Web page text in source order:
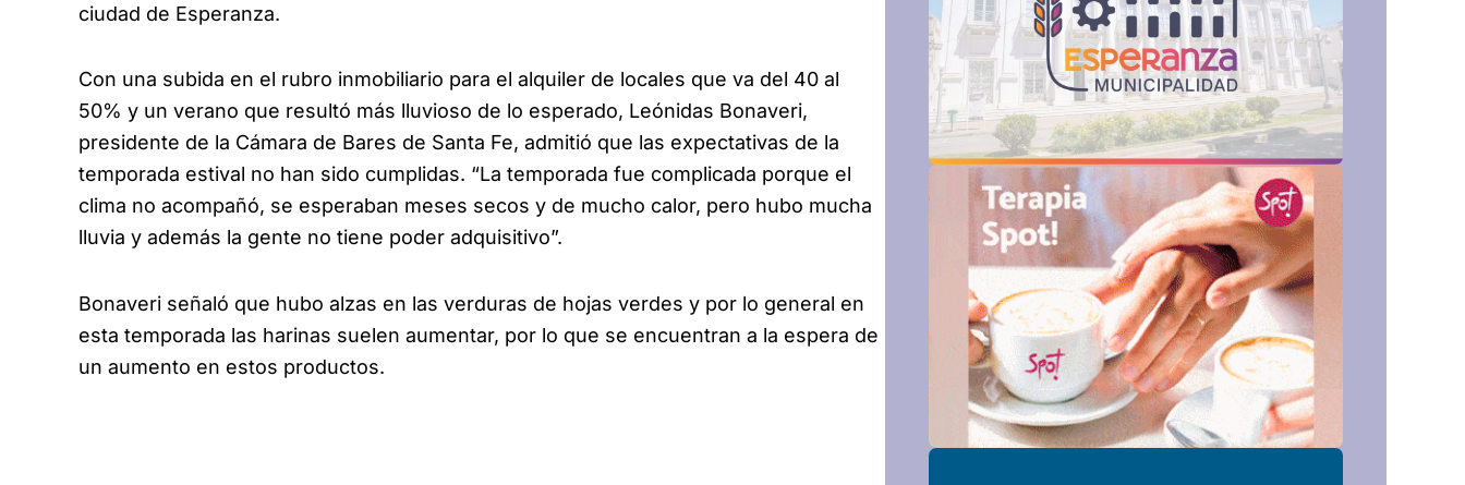
ciudad de Esperanza.
Con una subida en el rubro inmobiliario para el alquiler de locales que va del 40 al
50% y un verano que resultó más lluvioso de lo esperado, Leónidas Bonaveri,
presidente de la Cámara de Bares de Santa Fe, admitió que las expectativas de la
temporada estival no han sido cumplidas. “La temporada fue complicada porque el
clima no acompañó, se esperaban meses secos y de mucho calor, pero hubo mucha
lluvia y además la gente no tiene poder adquisitivo”.
Bonaveri señaló que hubo alzas en las verduras de hojas verdes y por lo general en
esta temporada las harinas suelen aumentar, por lo que se encuentran a la espera de
un aumento en estos productos.